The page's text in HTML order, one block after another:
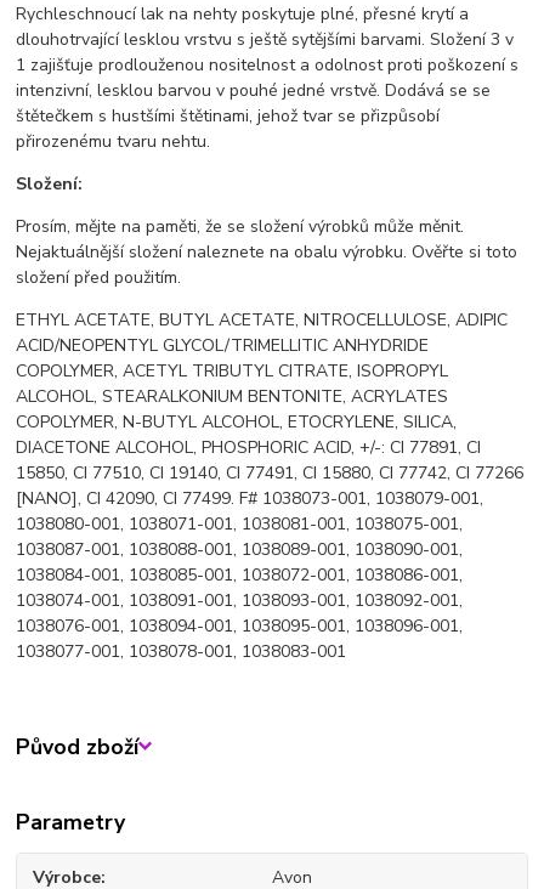
Rychleschnoucí lak na nehty poskytuje plné, přesné krytí a
dlouhotrvající lesklou vrstvu s ještě sytějšími barvami. Složení 3 v
1 zajišťuje prodlouženou nositelnost a odolnost proti poškození s
intenzivní, lesklou barvou v pouhé jedné vrstvě. Dodává se se
štětečkem s hustšími štětinami, jehož tvar se přizpůsobí
přirozenému tvaru nehtu.
Složení:
Prosím, mějte na paměti, že se složení výrobků může měnit.
Nejaktuálnější složení naleznete na obalu výrobku. Ověřte si toto
složení před použitím.
ETHYL ACETATE, BUTYL ACETATE, NITROCELLULOSE, ADIPIC
ACID/NEOPENTYL GLYCOL/TRIMELLITIC ANHYDRIDE
COPOLYMER, ACETYL TRIBUTYL CITRATE, ISOPROPYL
ALCOHOL, STEARALKONIUM BENTONITE, ACRYLATES
COPOLYMER, N-BUTYL ALCOHOL, ETOCRYLENE, SILICA,
DIACETONE ALCOHOL, PHOSPHORIC ACID, +/-: CI 77891, CI
15850, CI 77510, CI 19140, CI 77491, CI 15880, CI 77742, CI 77266
[NANO], CI 42090, CI 77499. F# 1038073-001, 1038079-001,
1038080-001, 1038071-001, 1038081-001, 1038075-001,
1038087-001, 1038088-001, 1038089-001, 1038090-001,
1038084-001, 1038085-001, 1038072-001, 1038086-001,
1038074-001, 1038091-001, 1038093-001, 1038092-001,
1038076-001, 1038094-001, 1038095-001, 1038096-001,
1038077-001, 1038078-001, 1038083-001
Původ zboží
Parametry
Výrobce Avon